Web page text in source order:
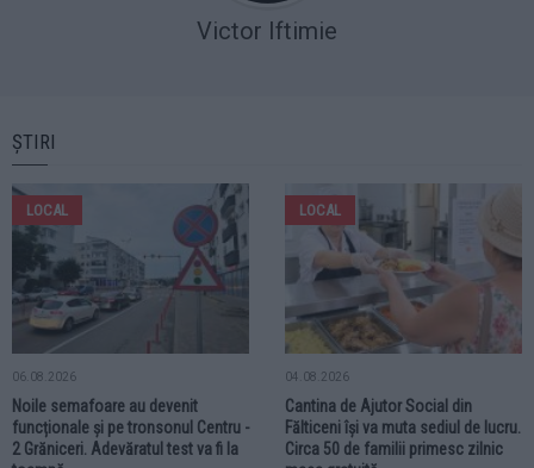
Victor Iftimie
ȘTIRI
LOCAL
06.08.2026
Noile semafoare au devenit
funcționale și pe tronsonul Centru -
2 Grăniceri. Adevăratul test va fi la
LOCAL
04.08.2026
Cantina de Ajutor Social din
Fălticeni își va muta sediul de lucru.
Circa 50 de familii primesc zilnic